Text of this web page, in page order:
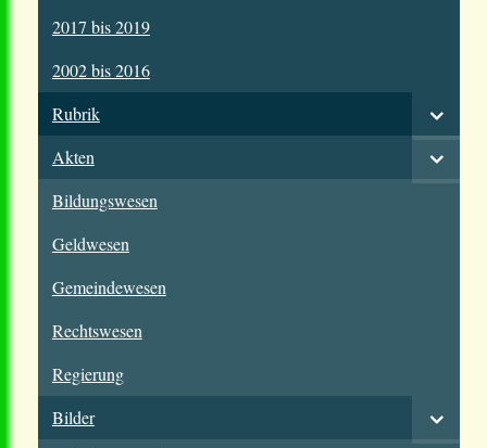
2017 bis 2019
2002 bis 2016
Rubrik
Akten
Bildungswesen
Geldwesen
Gemeindewesen
Rechtswesen
Regierung
Bilder